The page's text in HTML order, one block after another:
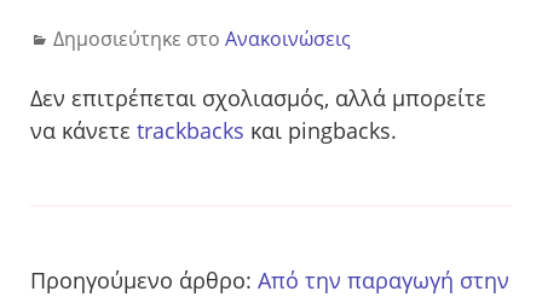
Δημοσιεύτηκε στο Ανακοινώσεις
Δεν επιτρέπεται σχολιασμός, αλλά μπορείτε
να κάνετε trackbacks και pingbacks.
Προηγούμενο άρθρο: Από την παραγωγή στην